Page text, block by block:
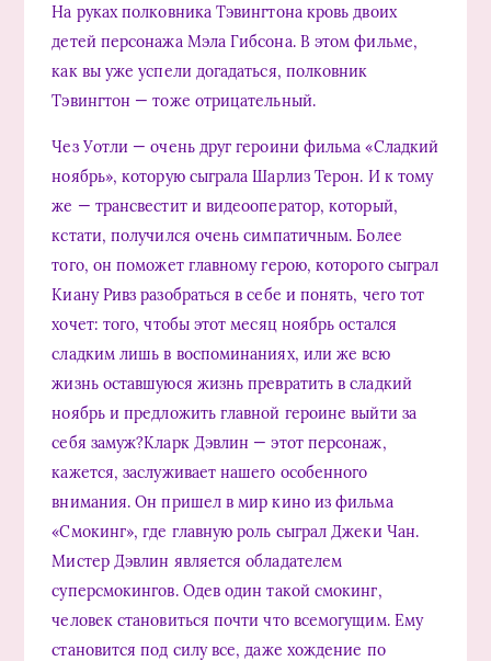
На руках полковника Тэвингтона кровь двоих
детей персонажа Мэла Гибсона. В этом фильме,
как вы уже успели догадаться, полковник
Тэвингтон — тоже отрицательный.
Чез Уотли — очень друг героини фильма «Сладкий
ноябрь», которую сыграла Шарлиз Терон. И к тому
же — трансвестит и видеооператор, который,
кстати, получился очень симпатичным. Более
того, он поможет главному герою, которого сыграл
Киану Ривз разобраться в себе и понять, чего тот
хочет: того, чтобы этот месяц ноябрь остался
сладким лишь в воспоминаниях, или же всю
жизнь оставшуюся жизнь превратить в сладкий
ноябрь и предложить главной героине выйти за
себя замуж?Кларк Дэвлин — этот персонаж,
кажется, заслуживает нашего особенного
внимания. Он пришел в мир кино из фильма
«Смокинг», где главную роль сыграл Джеки Чан.
Мистер Дэвлин является обладателем
суперсмокингов. Одев один такой смокинг,
человек становиться почти что всемогущим. Ему
становится под силу все, даже хождение по